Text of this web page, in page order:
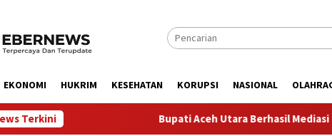
EKONOMI HUKRIM KESEHATAN KORUPSI NASIONAL
TerkiniBupati Aceh Utara Berhasil Mediasi Konflik PTPN Dengan